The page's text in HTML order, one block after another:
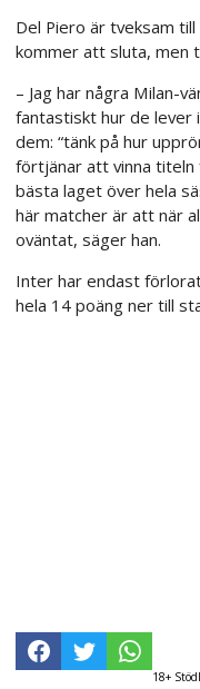
Del Piero är tveksam
kommer att sluta, men
– Jag har några Milan-
fantastiskt hur de
dem: “tänk på hur
förtjänar att vinna
bästa laget över hela
här matcher är att när
oväntat, säger han.
Inter har endast
hela 14 poäng ner till
18+